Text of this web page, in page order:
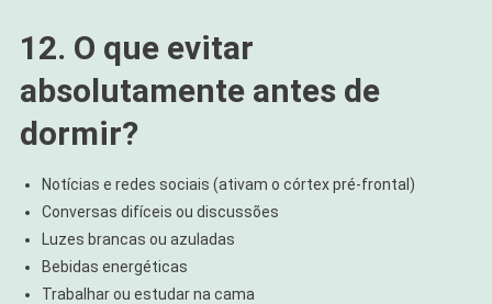
12. O que evitar
absolutamente antes de
dormir?
Notícias e redes sociais (ativam o córtex pré-frontal)
Conversas difíceis ou discussões
Luzes brancas ou azuladas
Bebidas energéticas
Trabalhar ou estudar na cama